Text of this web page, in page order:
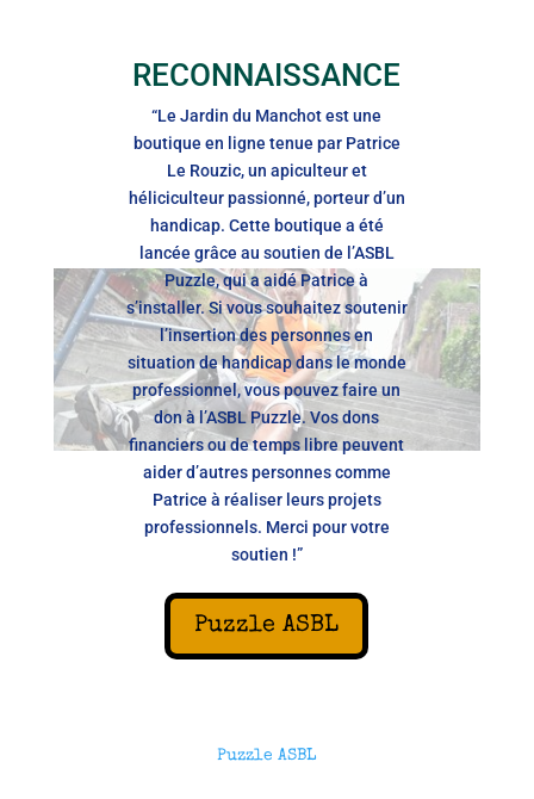
RECONNAISSANCE
“Le Jardin du Manchot est une
boutique en ligne tenue par Patrice
Le Rouzic, un apiculteur et
héliciculteur passionné, porteur d’un
handicap. Cette boutique a été
lancée grâce au soutien de l’ASBL
Puzzle, qui a aidé Patrice à
s’installer. Si vous souhaitez soutenir
l’insertion des personnes en
situation de handicap dans le monde
professionnel, vous pouvez faire un
don à l’ASBL Puzzle. Vos dons
financiers ou de temps libre peuvent
aider d’autres personnes comme
Patrice à réaliser leurs projets
professionnels. Merci pour votre
soutien !”
Puzzle ASBL
Puzzle ASBL